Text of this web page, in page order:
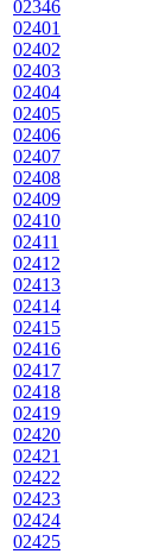
02346
02401
02402
02403
02404
02405
02406
02407
02408
02409
02410
02411
02412
02413
02414
02415
02416
02417
02418
02419
02420
02421
02422
02423
02424
02425